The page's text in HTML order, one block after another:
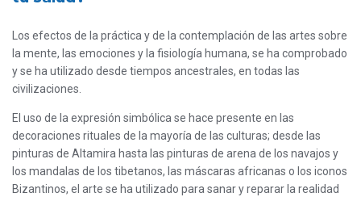
Los efectos de la práctica y de la contemplación de las artes sobre
la mente, las emociones y la fisiología humana, se ha comprobado
y se ha utilizado desde tiempos ancestrales, en todas las
civilizaciones.
El uso de la expresión simbólica se hace presente en las
decoraciones rituales de la mayoría de las culturas; desde las
pinturas de Altamira hasta las pinturas de arena de los navajos y
los mandalas de los tibetanos, las máscaras africanas o los iconos
Bizantinos, el arte se ha utilizado para sanar y reparar la realidad